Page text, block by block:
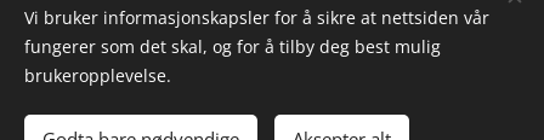
Vi bruker informasjonskapsler for å sikre at nettsiden vår
fungerer som det skal, og for å tilby deg best mulig
brukeropplevelse.